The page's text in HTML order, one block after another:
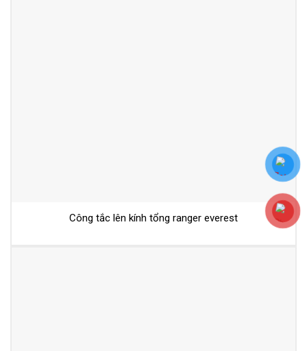
Công tắc lên kính tổng ranger everest